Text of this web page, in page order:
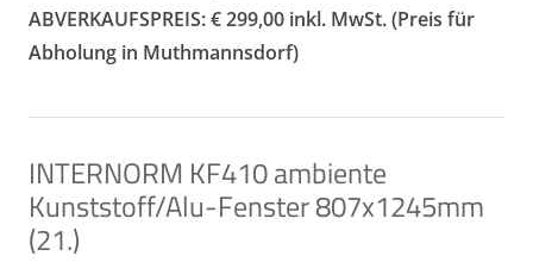
ABVERKAUFSPREIS: € 299,00 inkl. MwSt. (Preis für
Abholung in Muthmannsdorf)
INTERNORM KF410 ambiente
Kunststoff/Alu-Fenster 807x1245mm
(21.)